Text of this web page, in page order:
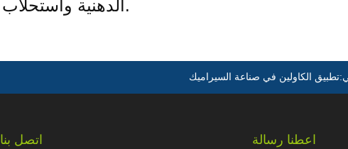
تطبيق الكاولين في صناعة السيراميك
اتصل بنا اعطنا رسالة